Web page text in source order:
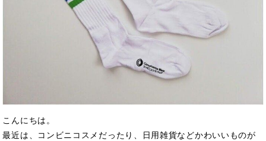
こんにちは。
最近は、コンビニコスメだったり、日用雑貨などかわいいものが